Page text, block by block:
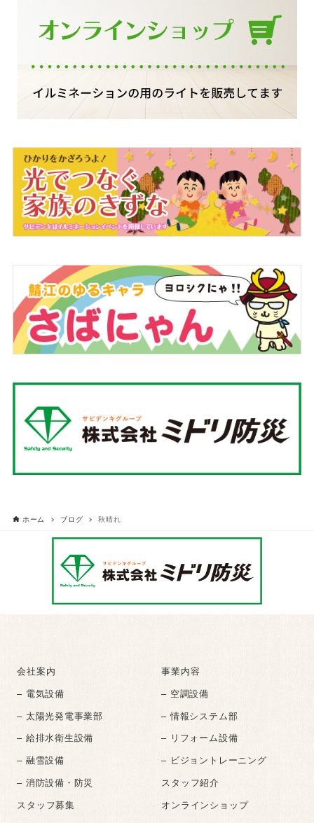
ホーム ブログ 秋晴れ
会社案内
事業内容
– 電気設備
– 空調設備
– 太陽光発電事業部
– 情報システム部
– 給排水衛生設備
– リフォーム設備
– 融雪設備
– ビジョントレーニング
– 消防設備・防災
スタッフ紹介
スタッフ募集
オンラインショップ